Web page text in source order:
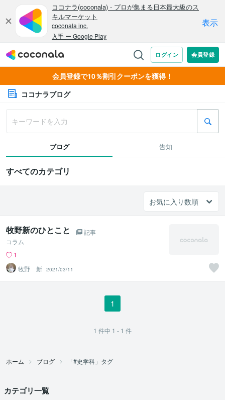
会員登録で10％割引クーポンを獲得！
ココナラブログ
ブログ 告知
すべてのカテゴリ
牧野新のひとこと
記事
コラム
1
牧野 新 2021/03/11
1
1 件中 1 - 1 件
ホーム ブログ 「#史学科」タグ
カテゴリ一覧